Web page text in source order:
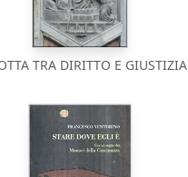
TRA DIRITTO E GIUSTIZIA